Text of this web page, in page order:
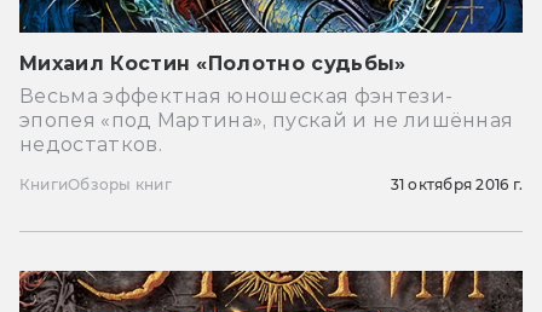
Михаил Костин «Полотно судьбы»
Весьма эффектная юношеская фэнтези-
эпопея «под Мартина», пускай и не лишённая
недостатков.
КнигиОбзоры книг 31 октября 2016 г.